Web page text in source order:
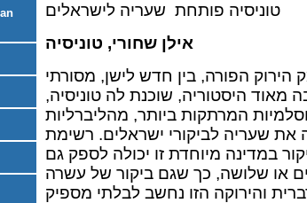
טוניסיה פותחת שעריה לישראלים
אילן שחורי, טוניסיה
הירוק הפורה, בין חדש לישן, מסורתי
מאוד היסטוריה, שוכנת לה טוניסיה,
המרתקות ביותר, מהליברליות
שעריה לביקורי ישראלים. רשימת
במדינה מיוחדת זו יכולה לספק גם
או שלושה, כך שגם ביקור של עשרה